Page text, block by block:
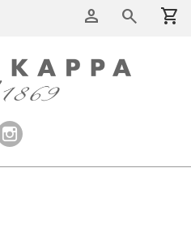
person search shopping_cart